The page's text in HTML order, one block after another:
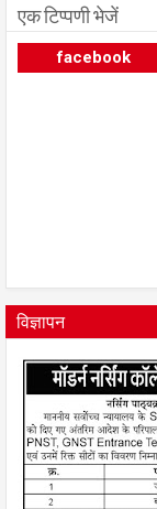
एक टिप्पणी भेजें
facebook
विज्ञापन